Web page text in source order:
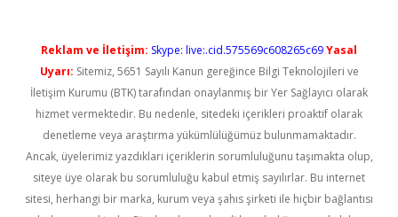
Reklam ve İletişim: Skype: live:.cid.575569c608265c69Yasal
Uyarı: Sitemiz, 5651 Sayılı Kanun gereğince Bilgi Teknolojileri ve
İletişim Kurumu (BTK) tarafından onaylanmış bir Yer Sağlayıcı olarak
hizmet vermektedir. Bu nedenle, sitedeki içerikleri proaktif olarak
denetleme veya araştırma yükümlülüğümüz bulunmamaktadır.
Ancak, üyelerimiz yazdıkları içeriklerin sorumluluğunu taşımakta olup,
siteye üye olarak bu sorumluluğu kabul etmiş sayılırlar. Bu internet
sitesi, herhangi bir marka, kurum veya şahıs şirketi ile hiçbir bağlantısı